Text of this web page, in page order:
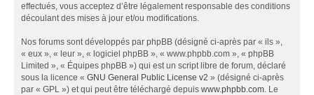
effectués, vous acceptez d’être légalement responsable des conditions
découlant des mises à jour et/ou modifications.
Nos forums sont développés par phpBB (désigné ci-après par « ils »,
« eux », « leur », « logiciel phpBB », « www.phpbb.com », « phpBB
Limited », « Équipes phpBB ») qui est un script libre de forum, déclaré
sous la licence « GNU General Public License v2 » (désigné ci-après
par « GPL ») et qui peut être téléchargé depuis www.phpbb.com. Le